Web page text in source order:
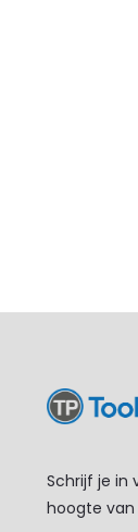
Schrijf je in
hoogte